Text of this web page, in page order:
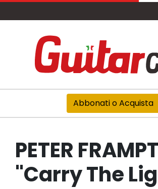
Abbonati o Acquista
PETER
"Carry The